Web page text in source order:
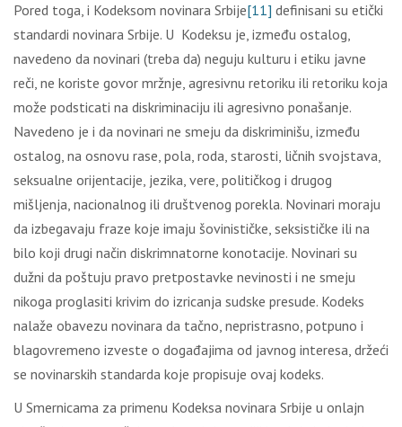
Pored toga, i Kodeksom novinara Srbije[11] definisani su etički
standardi novinara Srbije. U Kodeksu je, između ostalog,
navedeno da novinari (treba da) neguju kulturu i etiku javne
reči, ne koriste govor mržnje, agresivnu retoriku ili retoriku koja
može podsticati na diskriminaciju ili agresivno ponašanje.
Navedeno je i da novinari ne smeju da diskriminišu, između
ostalog, na osnovu rase, pola, roda, starosti, ličnih svojstava,
seksualne orijentacije, jezika, vere, političkog i drugog
mišljenja, nacionalnog ili društvenog porekla. Novinari moraju
da izbegavaju fraze koje imaju šovinističke, seksističke ili na
bilo koji drugi način diskrimnatorne konotacije. Novinari su
dužni da poštuju pravo pretpostavke nevinosti i ne smeju
nikoga proglasiti krivim do izricanja sudske presude. Kodeks
nalaže obavezu novinara da tačno, nepristrasno, potpuno i
blagovremeno izveste o događajima od javnog interesa, držeći
se novinarskih standarda koje propisuje ovaj kodeks.
U Smernicama za primenu Kodeksa novinara Srbije u onlajn